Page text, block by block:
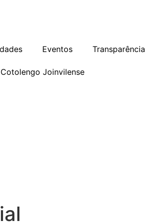
Eventos Transparência
Joinvilense